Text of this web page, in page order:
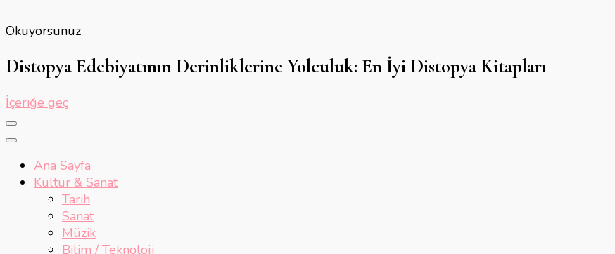
Okuyorsunuz
Distopya Edebiyatının Derinliklerine Yolculuk: En İyi Distopya Kitapları
İçeriğe geç
Ana Sayfa
Kültür & Sanat
Tarih
Sanat
Müzik
Bilim / Teknoloji